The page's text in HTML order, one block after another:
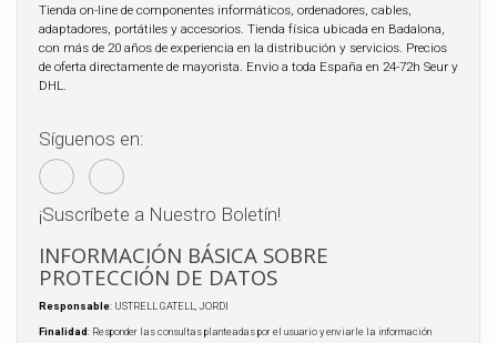
Tienda on-line de componentes informáticos, ordenadores, cables,
adaptadores, portátiles y accesorios. Tienda física ubicada en Badalona,
con más de 20 años de experiencia en la distribución y servicios. Precios
de oferta directamente de mayorista. Envio a toda España en 24-72h Seur y
DHL.
Síguenos en:
¡Suscríbete a Nuestro Boletín!
INFORMACIÓN BÁSICA SOBRE
PROTECCIÓN DE DATOS
Responsable: USTRELL GATELL, JORDI
Finalidad: Responder las consultas planteadas por el usuario y enviarle la información